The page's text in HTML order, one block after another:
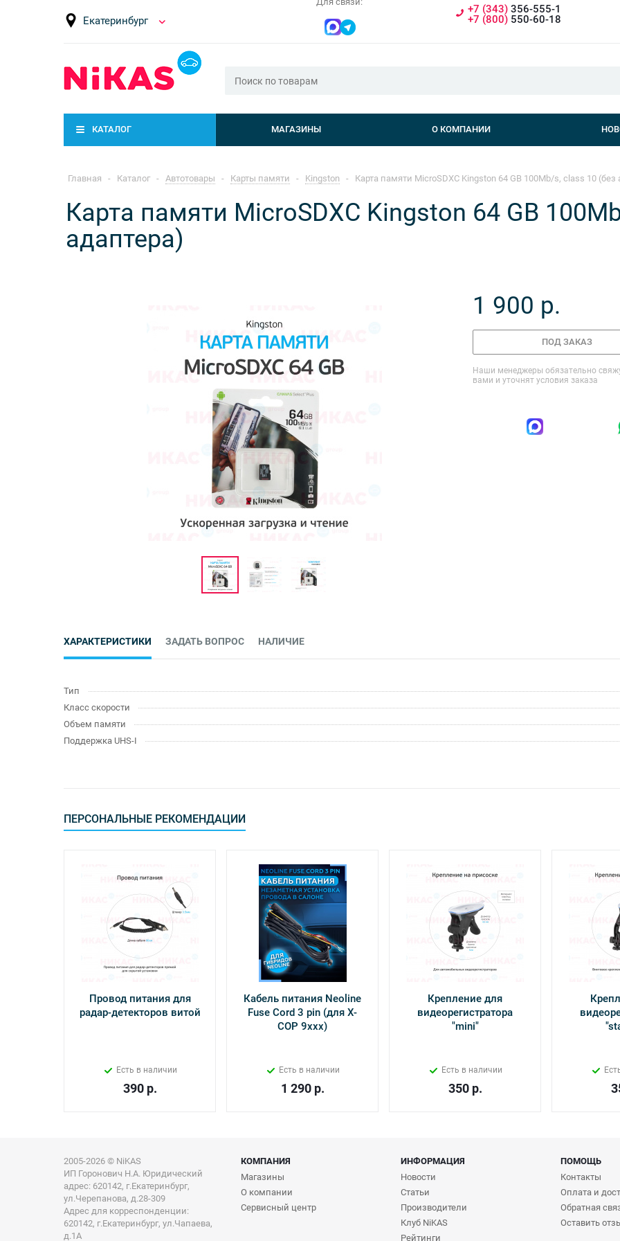
Екатеринбург
+7 (343) 356-555-1
+7 (800) 550-60-18
КАТАЛОГ МАГАЗИНЫ О КОМПАНИИ
Главная - Каталог - Автотовары - Карты памяти - Kingston - Карта памяти MicroSDXC Kingston 64 GB 100Mb/s, class 10 (без
Карта памяти MicroSDXC Kingston 64 GB
адаптера)
1 900 р.
ПОД ЗАКАЗ
Наши менеджеры обязательно
вами и уточнят условия заказа
ХАРАКТЕРИСТИКИ ЗАДАТЬ ВОПРОС НАЛИЧИЕ
Тип
Класс скорости
Объем памяти
Поддержка UHS-I
ПЕРСОНАЛЬНЫЕ РЕКОМЕНДАЦИИ
Провод питания для
радар-детекторов витой
Есть в наличии
390р.
Кабель питания Neoline
Fuse Cord 3 pin (для Х-
СОР 9ххх)
Есть в наличии
1 290р.
Крепление для
видеорегистратора
"mini"
Есть в наличии
350р.
2005-2026 © NiKAS
ИП Горонович Н.А. Юридический
адрес: 620142, г.Екатеринбург,
ул.Черепанова, д.28-309
Адрес для корреспонденции:
620142, г.Екатеринбург, ул.Чапаева,
д.1А
КОМПАНИЯ ИНФОРМАЦИЯ
ПОМОЩЬ
Магазины
О компании
Сервисный центр
Новости
Статьи
Производители
Клуб NiKAS
Рейтинги
Контакты
Оплата и
Обратная
Оставить